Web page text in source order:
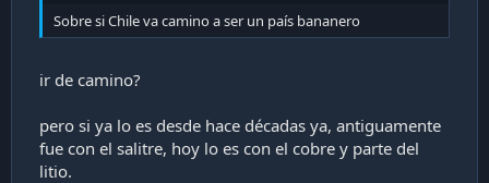
ó
Sobre si Chile va camino a ser un país bananero
ir de camino?
pero si ya lo es desde hace décadas ya, antiguamente
fue con el salitre, hoy lo es con el cobre y parte del
litio.